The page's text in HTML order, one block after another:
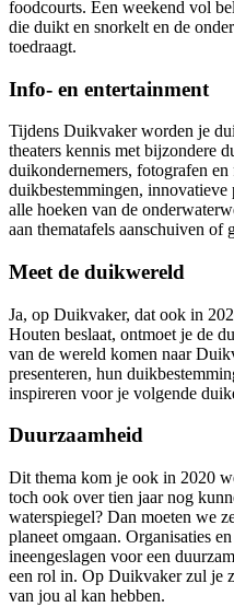
foodcourts. Een weekend vol
die duikt en snorkelt en de
toedraagt.
Info- en entertainment
Tijdens Duikvaker worden je
theaters kennis met bijzondere
duikondernemers, fotografen
duikbestemmingen, innovatieve
alle hoeken van de
aan thematafels aanschuiven
Meet de duikwereld
Ja, op Duikvaker, dat ook in
Houten beslaat, ontmoet je de
van de wereld komen naar
presenteren, hun
inspireren voor je volgende
Duurzaamheid
Dit thema kom je ook in 2020
toch ook over tien jaar nog
waterspiegel? Dan moeten we
planeet omgaan. Organisaties
ineengeslagen voor een
een rol in. Op Duikvaker zul je
van jou al kan hebben.